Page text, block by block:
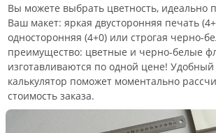
Вы можете выбрать цветность, идеально
Ваш макет: яркая двусторонняя печать
односторонняя (4+0) или строгая черно-
преимущество: цветные и черно-белые
изготавливаются по одной цене!
калькулятор поможет моментально
стоимость заказа.